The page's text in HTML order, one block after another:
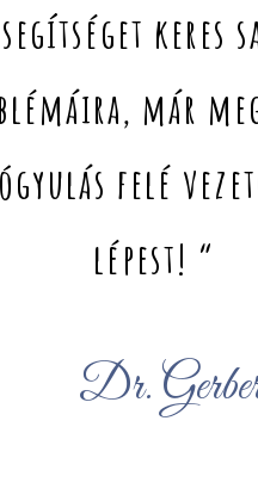
segítséget keres
már
felé
lépest! “
Dr.